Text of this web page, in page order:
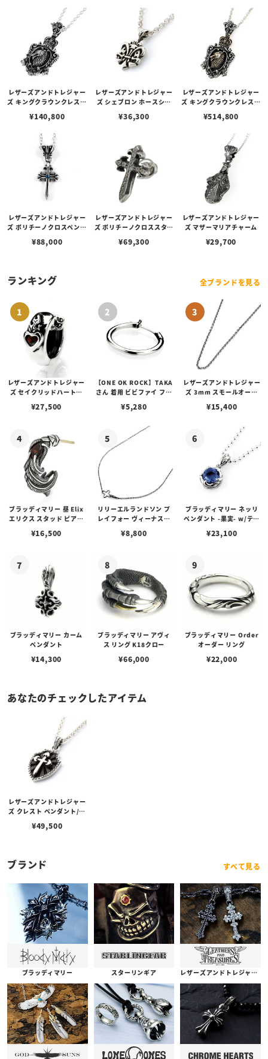
レザーズアンドトレジャー
ズ キングクラウンクレスト
ルフ/スティングレイ（ブ
¥140,800
レザーズアンドトレジャー
ズ シェブロン ホースシュ
み）
¥36,300
レザーズアンドトレジャー
ズ キングクラウンクレスト
8ウルフ＆クラウン w/サン
（ブラック）（トップの
み）
¥514,800
レザーズアンドトレジャー
ズ ポリチーノクロスペンダ
モンド（トップのみ）
¥88,000
レザーズアンドトレジャー
ズ ポリチーノクロススタッ
¥69,300
レザーズアンドトレジャー
ズ マザーマリアチャーム
¥29,700
ランキング 全ブランドを見る
レザーズアンドトレジャー
ズ セイクリッドハートピ
¥27,500
【ONE OK ROCK】TAKA
さん 着用 ビビファイ フー
¥5,280
レザーズアンドトレジャー
ズ 3mm スモールオーバ
ブスタークラスプ＆LTロ
¥15,400
ブラッディマリー 昼 Elix
エリクス スタッド ピアス
¥16,500
リリーエルランドソン プ
レイフォー ヴィーナスチ
¥8,800
ブラッディマリー ネッリ
ペンダント -果実- w/ティ
¥23,100
ブラッディマリー カーム
ペンダント
¥14,300
ブラッディマリー アヴィ
ス リング K18クロー
¥66,000
ブラッディマリー Order
オーダー リング
¥22,000
あなたのチェックしたアイテム
レザーズアンドトレジャー
ズ クレスト ペンダント/ポ
み）
¥49,500
ブランド すべて見る
ブラッディマリー スターリンギア レザーズアンドトレジャーズ